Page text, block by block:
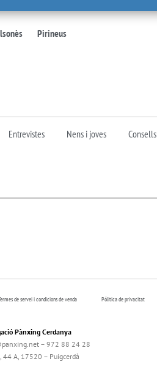
Pirineus
Entrevistes Nens i joves Consells
de servei i condicions de venda Pólitica de privacitat
Pànxing Cerdanya
– 972 88 24 28
44 A, 17520 – Puigcerdà